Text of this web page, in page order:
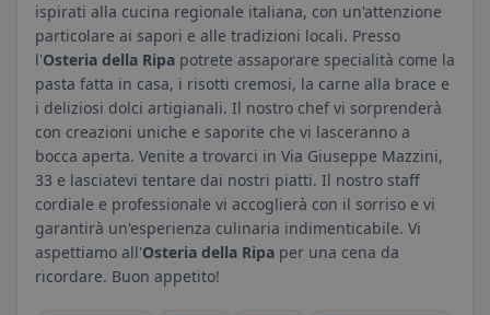
ispirati alla cucina regionale italiana, con un'attenzione
particolare ai sapori e alle tradizioni locali. Presso
l'Osteria della Ripa potrete assaporare specialità come la
pasta fatta in casa, i risotti cremosi, la carne alla brace e
i deliziosi dolci artigianali. Il nostro chef vi sorprenderà
con creazioni uniche e saporite che vi lasceranno a
bocca aperta. Venite a trovarci in Via Giuseppe Mazzini,
33 e lasciatevi tentare dai nostri piatti. Il nostro staff
cordiale e professionale vi accoglierà con il sorriso e vi
garantirà un'esperienza culinaria indimenticabile. Vi
aspettiamo all'Osteria della Ripa per una cena da
ricordare. Buon appetito!